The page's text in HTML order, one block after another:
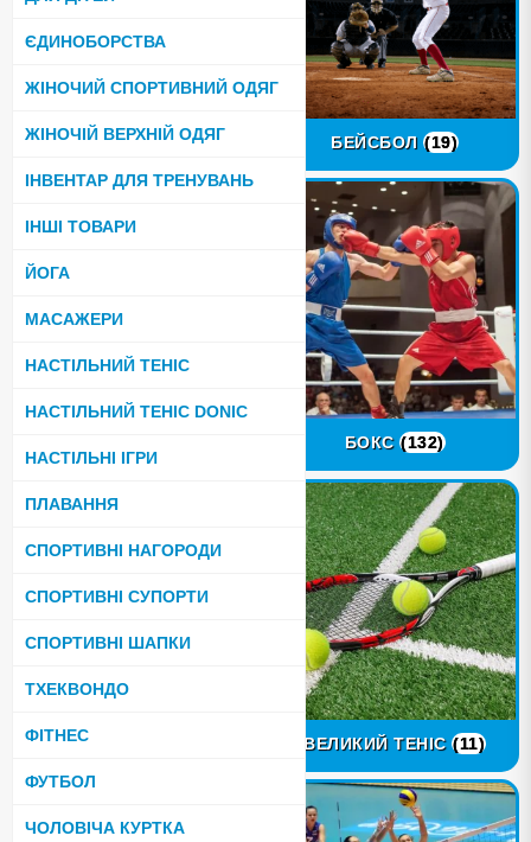
ЄДИНОБОРСТВА
ЖІНОЧИЙ СПОРТИВНИЙ ОДЯГ
ЖІНОЧІЙ ВЕРХНІЙ ОДЯГ
ІНВЕНТАР ДЛЯ ТРЕНУВАНЬ
ІНШІ ТОВАРИ
ЙОГА
МАСАЖЕРИ
НАСТІЛЬНИЙ ТЕНІС
НАСТІЛЬНИЙ ТЕНІС DONIC
НАСТІЛЬНІ ІГРИ
ПЛАВАННЯ
СПОРТИВНІ НАГОРОДИ
СПОРТИВНІ СУПОРТИ
СПОРТИВНІ ШАПКИ
ТХЕКВОНДО
ФІТНЕС
ФУТБОЛ
ЧОЛОВІЧА КУРТКА
БАСКЕТБОЛ (27) БЕЙСБОЛ(19)
БОКС(132)
ВАЖКА АТЛЕТИКА ВЕЛИКИЙ ТЕНІС(11)